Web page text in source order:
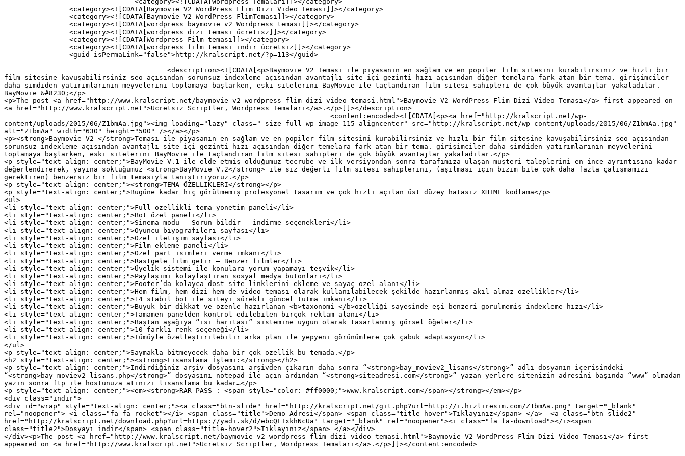
film sitesine kavuşabilirsiniz seo açısından sorunsuz indexleme açısından avantajlı site içi gezinti hızı açısından diğer temelara fark atan bir tema. girişimciler
daha şimdiden yatırımlarının meyvelerini toplamaya başlarken, eski sitelerini BayMovie ile taçlandıran film sitesi sahipleri de çok büyük avantajlar yakaladılar.
BayMovie &#8230;</p>
<p>The post <a href="http://www.kralscript.net/baymovie-v2-wordpress-flim-dizi-video-temasi.html">Baymovie V2 WordPress Flim Dizi Video Teması</a> first appeared on
<a href="http://www.kralscript.net">Ücretsiz Scriptler, Wordpress Temaları</a>.</p>]]></description>
content/uploads/2015/06/Z1bmAa.jpg"><img loading="lazy" class=" size-full wp-image-115 aligncenter" src="http://kralscript.net/wp-content/uploads/2015/06/Z1bmAa.jpg"
alt="Z1bmAa" width="630" height="500" /></a></p>
<p><strong>Baymovie V2 </strong>Teması ile piyasanın en sağlam ve en popiler film sitesini kurabilirsiniz ve hızlı bir film sitesine kavuşabilirsiniz seo açısından
sorunsuz indexleme açısından avantajlı site içi gezinti hızı açısından diğer temelara fark atan bir tema. girişimciler daha şimdiden yatırımlarının meyvelerini
toplamaya başlarken, eski sitelerini BayMovie ile taçlandıran film sitesi sahipleri de çok büyük avantajlar yakaladılar.</p>
<p style="text-align: center;">BayMovie V.1 ile elde etmiş olduğumuz tecrübe ve ilk versiyondan sonra tarafımıza ulaşan müşteri taleplerini en ince ayrıntısına kadar
değerlendirerek, yayına soktuğumuz <strong>BayMovie V.2</strong> ile siz değerli film sitesi sahiplerini, (aşılması için bizim bile çok daha fazla çalışmamızı
gerektiren) benzersiz bir film temasıyla tanıştırıyoruz.</p>
<p style="text-align: center;"><strong>TEMA ÖZELLİKLERİ</strong></p>
<p style="text-align: center;">Bugüne kadar hiç görülmemiş profesyonel tasarım ve çok hızlı açılan üst düzey hatasız XHTML kodlama</p>
<ul>
<li style="text-align: center;">Full özellikli tema yönetim paneli</li>
<li style="text-align: center;">Bot özel paneli</li>
<li style="text-align: center;">Sinema modu – Sorun bildir – indirme seçenekleri</li>
<li style="text-align: center;">Oyuncu biyografileri sayfası</li>
<li style="text-align: center;">Özel iletişim sayfası</li>
<li style="text-align: center;">Film ekleme paneli</li>
<li style="text-align: center;">Özel part isimleri verme imkanı</li>
<li style="text-align: center;">Rastgele film getir – Benzer filmler</li>
<li style="text-align: center;">Üyelik sistemi ile konulara yorum yapamayı teşvik</li>
<li style="text-align: center;">Paylaşımı kolaylaştıran sosyal medya butonları</li>
<li style="text-align: center;">Footer‘da kolayca dost site linklerini ekleme ve sayaç özel alanı</li>
<li style="text-align: center;">Hem film, hem dizi hem de video teması olarak kullanılabilecek şekilde hazırlanmış akıl almaz özellikler</li>
<li style="text-align: center;">14 stabil bot ile siteyi sürekli güncel tutma imkanı</li>
<li style="text-align: center;">Büyük bir dikkat ve özenle hazırlanan <b>taxonomi </b>özelliği sayesinde eşi benzeri görülmemiş indexleme hızı</li>
<li style="text-align: center;">Tamamen panelden kontrol edilebilen birçok reklam alanı</li>
<li style="text-align: center;">Baştan aşağıya “ısı haritası” sistemine uygun olarak tasarlanmış görsel öğeler</li>
<li style="text-align: center;">10 farklı renk seçeneği</li>
<li style="text-align: center;">Tümüyle özelleştirilebilir arka plan ile yepyeni görünümlere çok çabuk adaptasyon</li>
</ul>
<p style="text-align: center;">Saymakla bitmeyecek daha bir çok özellik bu temada.</p>
<h2 style="text-align: center;"><strong>Lisanslama İşlemi:</strong></h2>
<p style="text-align: center;">İndirdiğiniz arşiv dosyasını arşivden çıkarın daha sonra “<strong>bay_moviev2_lisans</strong>” adlı dosyanın içerisindeki
“<strong>bay_moviev2_lisans.php</strong>” dosyasını notepad ile açın ardından “<strong>siteadresi.com</strong>” yazan yerlere sitenizin adresini başında “www” olmadan
yazın sonra ftp ile hostunuza atınızı lisanslama bu kadar…</p>
<p style="text-align: center;"><em><strong>RAR PASS : <span style="color: #ff0000;">www.kralscript.com</span></strong></em></p>
<div class="indir">
<div id="wrap" style="text-align: center;"><a class="btn-slide" href="http://kralscript.net/git.php?url=http://i.hizliresim.com/Z1bmAa.png" target="_blank"
rel="noopener"> <i class="fa fa-rocket"></i> <span class="title">Demo Adresi</span> <span class="title-hover">Tıklayınız</span> </a>  <a class="btn-slide2"
href="http://kralscript.net/download.php?url=https://yadi.sk/d/ebcQLIxkhNcUa" target="_blank" rel="noopener"><i class="fa fa-download"></i><span
class="title2">Dosyayı indir</span> <span class="title-hover2">Tıklayınız</span> </a></div>
</div><p>The post <a href="http://www.kralscript.net/baymovie-v2-wordpress-flim-dizi-video-temasi.html">Baymovie V2 WordPress Flim Dizi Video Teması</a> first
appeared on <a href="http://www.kralscript.net">Ücretsiz Scriptler, Wordpress Temaları</a>.</p>]]></content:encoded>